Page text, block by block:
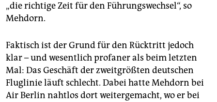
„die richtige Zeit für den Führungswechsel“, so
Mehdorn.
Faktisch ist der Grund für den Rücktritt jedoch
klar – und wesentlich profaner als beim letzten
Mal: Das Geschäft der zweitgrößten deutschen
Fluglinie läuft schlecht. Dabei hatte Mehdorn bei
Air Berlin nahtlos dort weitergemacht, wo er bei